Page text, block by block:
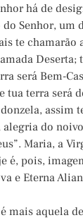
há de
Senhor, um
te chamarão
Deserta;
será Bem-
tua terra será
assim
do
Maria, a
é, pois,
e Eterna
mais aquela